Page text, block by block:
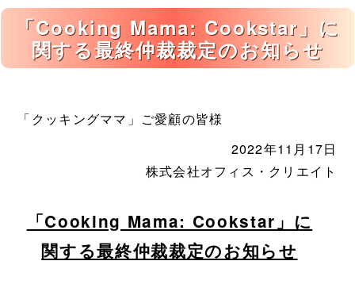
「Cooking Mama: Cookstar」に
関する最終仲裁裁定のお知らせ
「クッキングママ」ご愛顧の皆様
2022年11月17日
株式会社オフィス・クリエイト
「Cooking Mama: Cookstar」に
関する最終仲裁裁定のお知らせ